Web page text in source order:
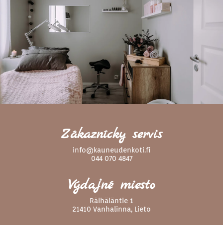
Zákaznícky servis
info@kauneudenkoti.fi
044 070 4847
Výdajné miesto
Räihäläntie 1
21410 Vanhalinna, Lieto